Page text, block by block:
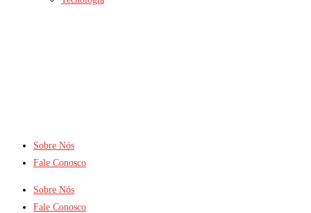
Sobre Nós
Fale Conosco
Sobre Nós
Fale Conosco